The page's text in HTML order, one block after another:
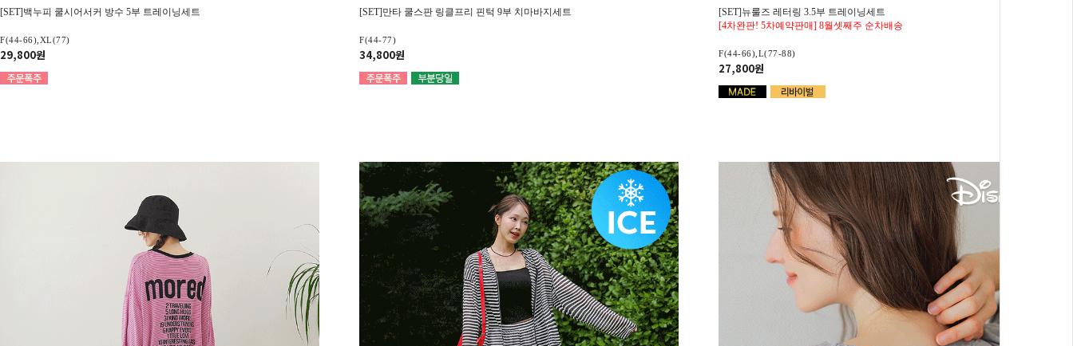
[SET]백누피 쿨시어서커 방수 5부 트레이닝세트
F(44-66),XL(77)
29,800원
[SET]만타 쿨스판 링클프리 핀턱 9부 치마바지세트
F(44-77)
34,800원
[SET]뉴룰즈 레터링 3.5부 트레이닝세트
[4차완판! 5차예약판매] 8월셋째주 순차배송
F(44-66),L(77-88)
27,800원